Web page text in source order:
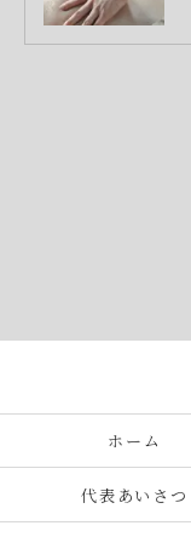
ホーム
代表あいさつ